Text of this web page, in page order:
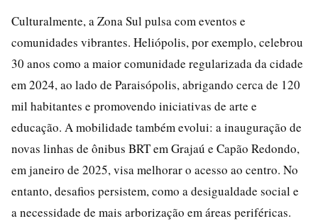
Culturalmente, a Zona Sul pulsa com eventos e
comunidades vibrantes. Heliópolis, por exemplo, celebrou
30 anos como a maior comunidade regularizada da cidade
em 2024, ao lado de Paraisópolis, abrigando cerca de 120
mil habitantes e promovendo iniciativas de arte e
educação. A mobilidade também evolui: a inauguração de
novas linhas de ônibus BRT em Grajaú e Capão Redondo,
em janeiro de 2025, visa melhorar o acesso ao centro. No
entanto, desafios persistem, como a desigualdade social e
a necessidade de mais arborização em áreas periféricas.